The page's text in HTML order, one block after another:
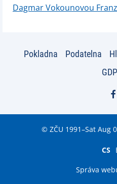
Dagmar Vokounovou
Pokladna Podatelna
© ZČU 1991–Sat Aug
CS
Správa